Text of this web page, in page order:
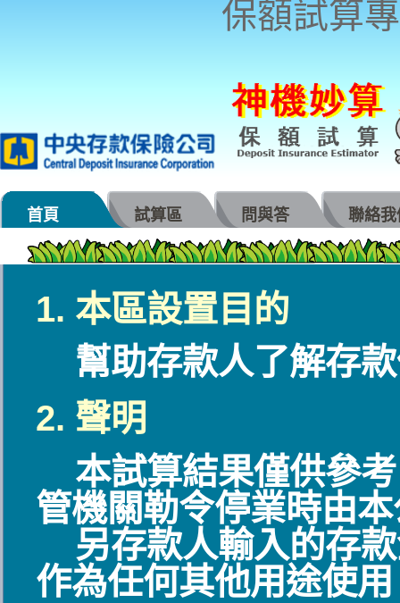
保額試算
首頁 試算區 問與答 聯絡我
1. 本區設置目的
幫助存款人了解存
2. 聲明
本試算結果僅供參
管機關勒令停業時由
另存款人輸入的存
作為任何其他用途使